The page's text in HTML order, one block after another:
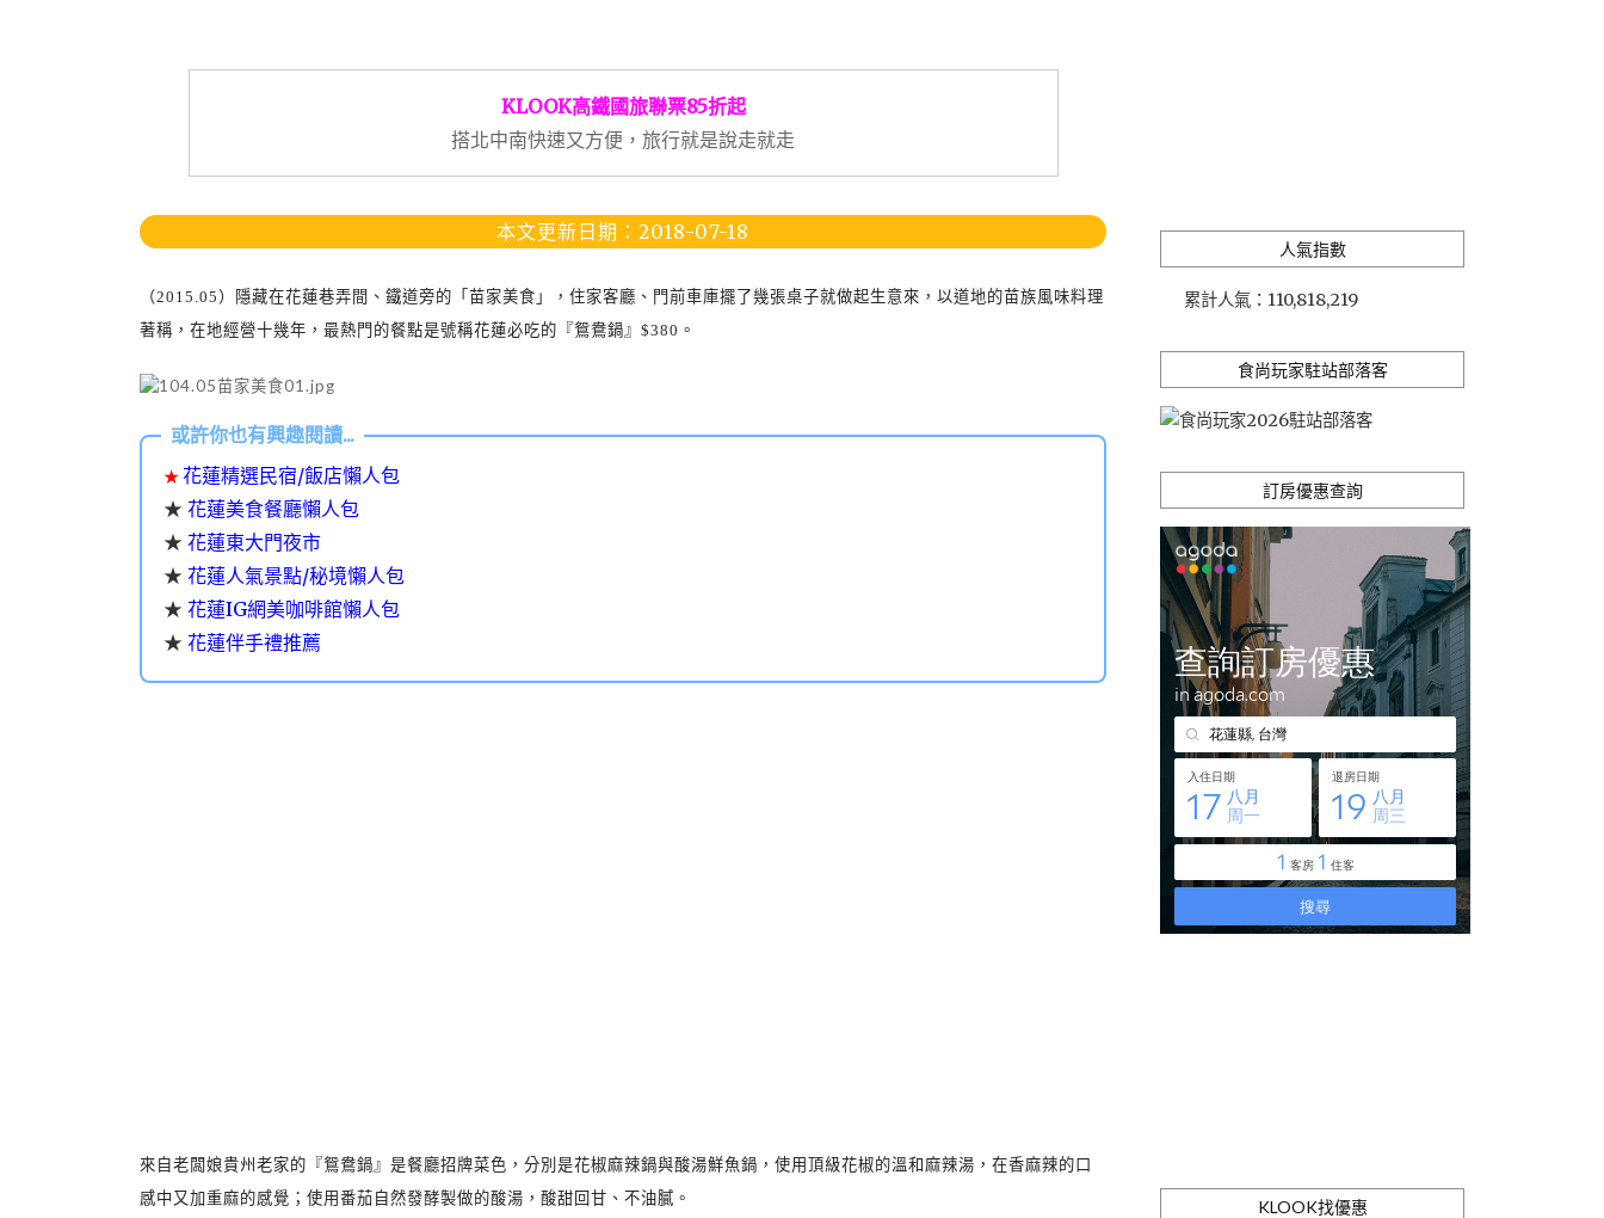
KLOOK高鐵國旅聯票85折起
搭北中南快速又方便，旅行就是說走就走
本文更新日期：2018-07-18
（2015.05 ）隱藏在花蓮巷弄間、鐵道旁的「苗家美食」，住家客廳、門前車庫擺了幾張桌子就做起生意來，以道地的苗族風味料理
著稱，在地經營十幾年，最熱門的餐點是號稱花蓮必吃的『鴛鴦鍋』 $380 。
★花蓮精選民宿/飯店懶人包
★ 花蓮美食餐廳懶人包
★ 花蓮東大門夜市
★ 花蓮人氣景點/秘境懶人包
★ 花蓮IG網美咖啡館懶人包
★ 花蓮伴手禮推薦
來自老闆娘貴州老家的『鴛鴦鍋』是餐廳招牌菜色，分別是花椒麻辣鍋與酸湯鮮魚鍋，使用頂級花椒的溫和麻辣湯，在香麻辣的口
感中又加重麻的感覺；使用番茄自然發酵製做的酸湯，酸甜回甘、不油膩。
人氣指數
累計人氣： 110,818,219
食尚玩家駐站部落客
訂房優惠查詢
KLOOK找優惠